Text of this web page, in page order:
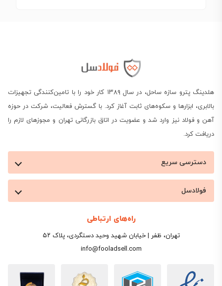
هلدینگ پترو سازه ساحل، در سال ۱۳۸۹ کار خود را با تامین‌کنندگی تجهیزات
بالابری، ابزارها و سکوه‌های ثابت آغاز کرد. با گسترش فعالیت، شرکت در حوزه
آهن و فولاد نیز وارد شد و عضویت در اتاق بازرگانی تهران و مجوزهای لازم را
دریافت کرد.
دسترسی سریع
فولادسل
راه‌های ارتباطی
تهران، ظفر | خیابان شهید وحید دستگردی، پلاک ۵۲
info@fooladsell.com